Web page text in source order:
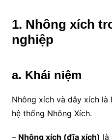
1. Nhông xích
nghiệp
a. Khái niệm
Nhông xích và dây xích là
hệ thống Nhông Xích.
– Nhông xích (đĩa xích) là